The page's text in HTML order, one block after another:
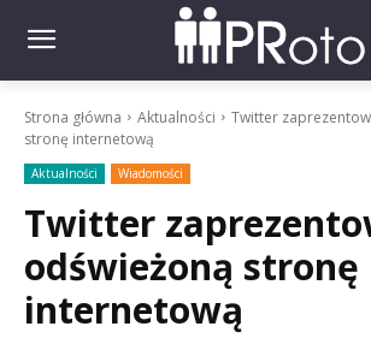
Strona główna Aktualności
Twitter
stronę internetową
Aktualności Wiadomości
Twitter
odświeżoną stronę
internetową